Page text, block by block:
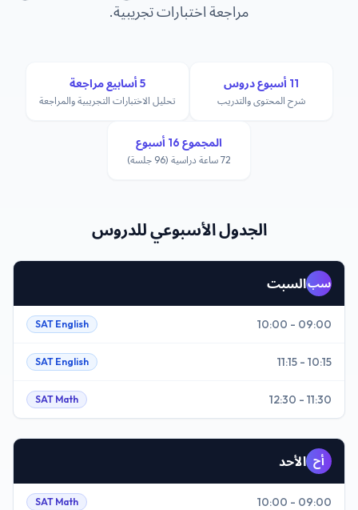
مراجعة اختبارات تجريبية.
11 أسبوع دروس
شرح المحتوى والتدريب
5 أسابيع مراجعة
تحليل الاختبارات التجريبية والمراجعة
المجموع 16 أسبوع
72 ساعة دراسية (96 جلسة)
الجدول الأسبوعي للدروس
سبالسبت
09:00 - 10:00
SAT English
10:15 - 11:15
SAT English
11:30 - 12:30
SAT Math
أح الأحد
09:00 - 10:00
SAT Math